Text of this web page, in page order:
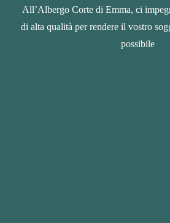
All’Albergo Corte di Emma, ci
di alta qualità per rendere il vostro
possibile